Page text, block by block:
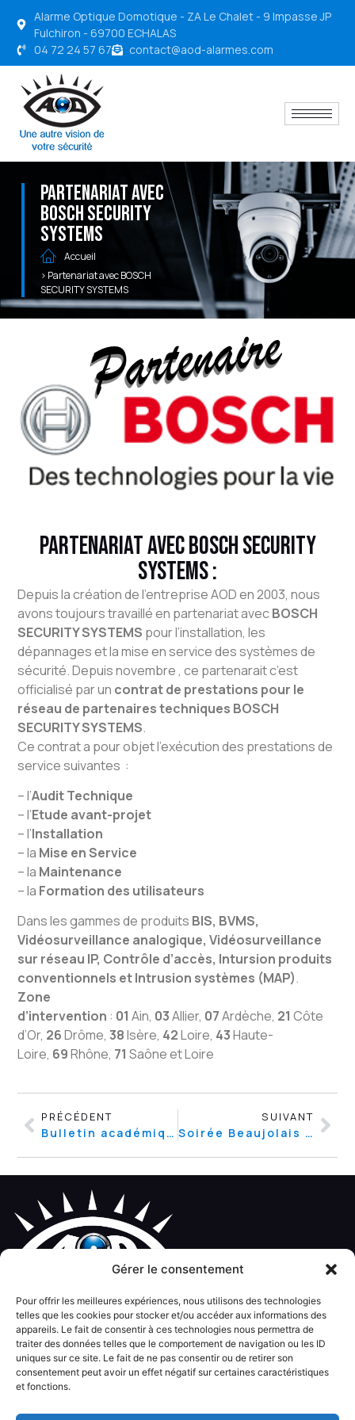
Gérer le consentement
Pour offrir les meilleures expériences, nous utilisons des technologies
telles que les cookies pour stocker et/ou accéder aux informations des
appareils. Le fait de consentir à ces technologies nous permettra de
traiter des données telles que le comportement de navigation ou les ID
uniques sur ce site. Le fait de ne pas consentir ou de retirer son
consentement peut avoir un effet négatif sur certaines caractéristiques
et fonctions.
Alarme Optique Domotique - ZA Le Chalet - 9 Impasse JP
Fulchiron - 69700 ECHALAS
04 72 24 57 67
contact@aod-alarmes.com
Partenariat avec
BOSCH SECURITY
SYSTEMS
Accueil
> Partenariat avec BOSCH
SECURITY SYSTEMS
Partenariat avec BOSCH SECURITY
SYSTEMS :
Depuis la création de l’entreprise AOD en 2003, nous
avons toujours travaillé en partenariat avec BOSCH
SECURITY SYSTEMS pour l’installation, les
dépannages et la mise en service des systèmes de
sécurité. Depuis novembre , ce partenarait c’est
officialisé par un contrat de prestations pour le
réseau de partenaires techniques BOSCH
SECURITY SYSTEMS.
Ce contrat a pour objet l’exécution des prestations de
service suivantes :
– l’Audit Technique
– l’Etude avant-projet
– l’Installation
– la Mise en Service
– la Maintenance
– la Formation des utilisateurs
Dans les gammes de produits BIS, BVMS,
Vidéosurveillance analogique, Vidéosurveillance
sur réseau IP, Contrôle d’accès, Intursion produits
conventionnels et Intrusion systèmes (MAP).
Zone
d’intervention : 01Ain, 03Allier, 07Ardèche, 21Côte
d’Or, 26Drôme,38Isère, 42Loire, 43Haute-
Loire, 69Rhône, 71Saône et Loire
PRÉCÉDENT
Bulletin académique 2014
SUIVANT
Soirée Beaujolais NOUVEAU
Contact Plan du site
Informations légales
© Kalitys Multimédia